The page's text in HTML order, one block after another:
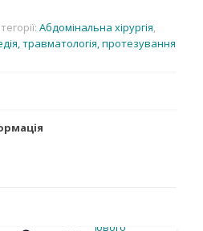
Абдомінальна хірургія,
травматологія, протезування